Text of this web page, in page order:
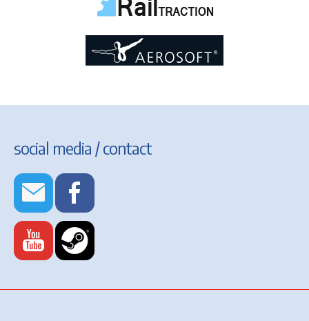
social media / contact